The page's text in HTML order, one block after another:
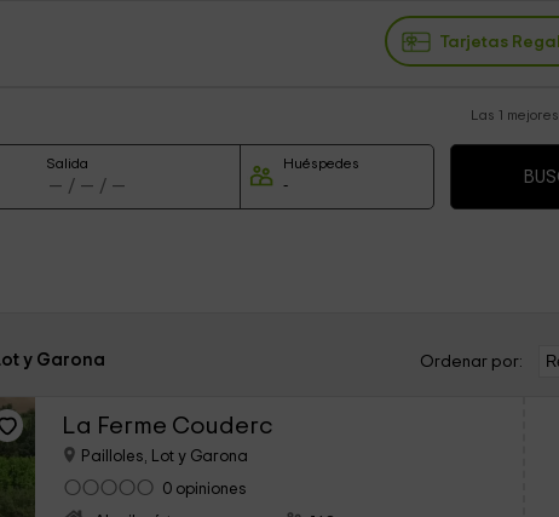
Tarjetas
Las 1
Salida Huéspedes
y Garona Ordenar por:
La Ferme Couderc
Pailloles, Lot y Garona
0 opiniones